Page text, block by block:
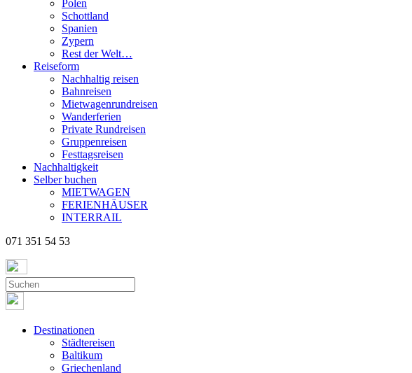
Polen
Schottland
Spanien
Zypern
Rest der Welt…
Reiseform
Nachhaltig reisen
Bahnreisen
Mietwagenrundreisen
Wanderferien
Private Rundreisen
Gruppenreisen
Festtagsreisen
Nachhaltigkeit
Selber buchen
MIETWAGEN
FERIENHÄUSER
INTERRAIL
071 351 54 53
Destinationen
Städtereisen
Baltikum
Griechenland